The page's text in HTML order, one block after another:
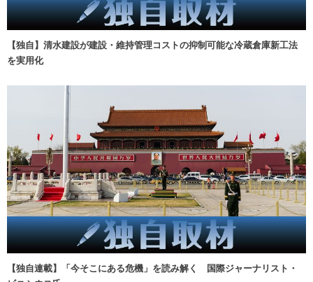
【独自】清水建設が建設・維持管理コストの抑制可能な冷蔵倉庫新工法
を実用化
【独自連載】「今そこにある危機」を読み解く 国際ジャーナリスト・